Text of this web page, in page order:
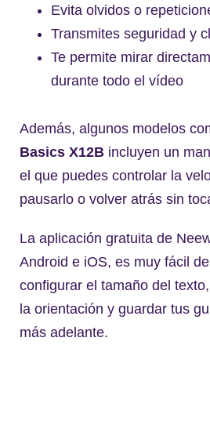
Evita olvidos o
Transmites seguridad y
Te permite mirar
durante todo el vídeo
Además, algunos modelos
Basics X12B incluyen un
el que puedes controlar la
pausarlo o volver atrás sin
La aplicación gratuita de
Android e iOS, es muy fácil
configurar el tamaño del
la orientación y guardar tus
más adelante.